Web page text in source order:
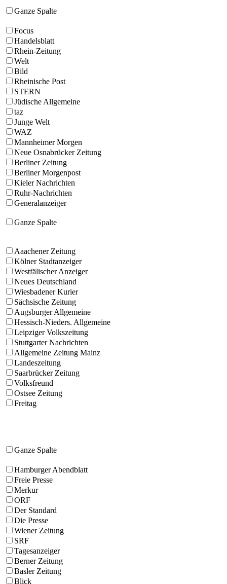
Ganze Spalte
Focus
Handelsblatt
Rhein-Zeitung
Welt
Bild
Rheinische Post
STERN
Jüdische Allgemeine
taz
Junge Welt
WAZ
Mannheimer Morgen
Neue Osnabrücker Zeitung
Berliner Zeitung
Berliner Morgenpost
Kieler Nachrichten
Ruhr-Nachrichten
Generalanzeiger
Ganze Spalte
Aaachener Zeitung
Kölner Stadtanzeiger
Westfälischer Anzeiger
Neues Deutschland
Wiesbadener Kurier
Sächsische Zeitung
Augsburger Allgemeine
Hessisch-Nieders. Allgemeine
Leipziger Volkszeitung
Stuttgarter Nachrichten
Allgemeine Zeitung Mainz
Landeszeitung
Saarbrücker Zeitung
Volksfreund
Ostsee Zeitung
Freitag
Ganze Spalte
Hamburger Abendblatt
Freie Presse
Merkur
ORF
Der Standard
Die Presse
Wiener Zeitung
SRF
Tagesanzeiger
Berner Zeitung
Basler Zeitung
Blick